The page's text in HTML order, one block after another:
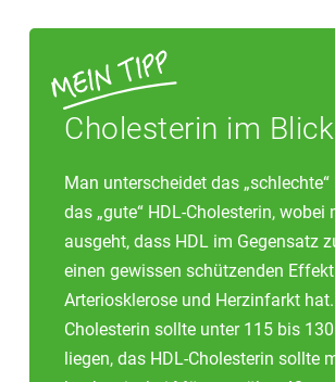
Cholesterin im Blick
Man unterscheidet das „schlechte“
das „gute“ HDL-Cholesterin, wobei
ausgeht, dass HDL im Gegensatz
einen gewissen schützenden
Arteriosklerose und Herzinfarkt
Cholesterin sollte unter 115 bis
liegen, das HDL-Cholesterin sollte